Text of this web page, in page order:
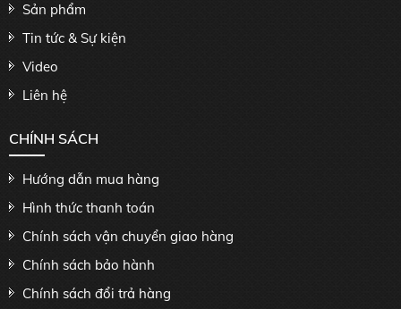
Sản phẩm
Tin tức & Sự kiện
Video
Liên hệ
CHÍNH SÁCH
Hướng dẫn mua hàng
Hình thức thanh toán
Chính sách vận chuyển giao hàng
Chính sách bảo hành
Chính sách đổi trả hàng